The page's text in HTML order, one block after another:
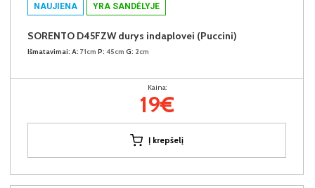
NAUJIENA YRA SANDĖLYJE
SORENTO D45FZW durys indaplovei (Puccini)
Išmatavimai: A: 71cm P: 45cm G: 2cm
Kaina:
19€
Į krepšelį